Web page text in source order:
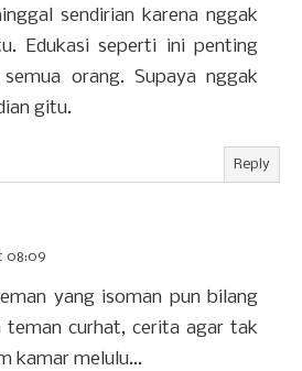
sendirian karena nggak
Edukasi seperti ini penting
orang. Supaya nggak
gitu.
Reply
08:09
yang isoman pun bilang
teman curhat, cerita agar tak
kamar melulu...